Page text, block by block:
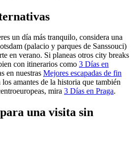
un día más tranquilo, considera una
(palacio y parques de Sanssouci)
en verano. Si planeas otros city breaks
con itinerarios como 3 Días en
en nuestras Mejores escapadas de fin
los amantes de la historia que también
mira 3 Días en Praga.
una visita sin